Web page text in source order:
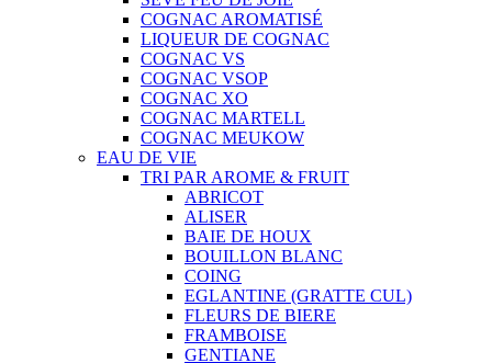
COGNAC AROMATISÉ
LIQUEUR DE COGNAC
COGNAC VS
COGNAC VSOP
COGNAC XO
COGNAC MARTELL
COGNAC MEUKOW
EAU DE VIE
TRI PAR AROME & FRUIT
ABRICOT
ALISER
BAIE DE HOUX
BOUILLON BLANC
COING
EGLANTINE (GRATTE CUL)
FLEURS DE BIERE
FRAMBOISE
GENTIANE